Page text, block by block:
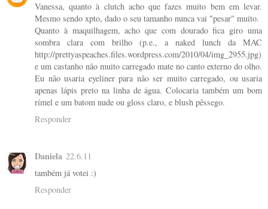
Vanessa, quanto à clutch acho que fazes muito bem em levar.
Mesmo sendo xpto, dado o seu tamanho nunca vai "pesar" muito.
Quanto à maquilhagem, acho que com dourado fica giro uma
sombra clara com brilho (p.e., a naked lunch da MAC
http://prettyaspeaches.files.wordpress.com/2010/04/img_2955.jpg)
e um castanho não muito carregado mate no canto externo do olho.
Eu não usaria eyeliner para não ser muito carregado, ou usaria
apenas lápis preto na linha de água. Colocaria também um bom
rímel e um batom nude ou gloss claro, e blush pêssego.
Responder
Daniela 22.6.11
também já votei :)
Responder